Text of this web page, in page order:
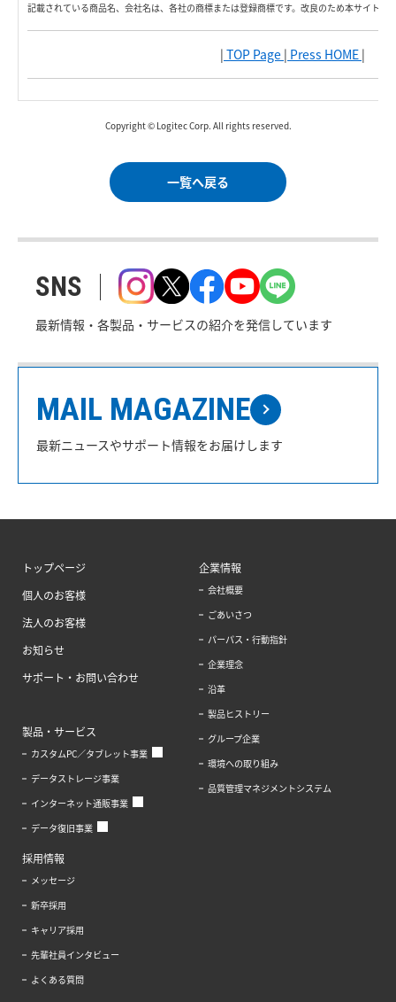
記載されている商品名、会社名は、各社の商標または登録商標です。改良のため本サイト内
| TOP Page | Press HOME |
Copyright © Logitec Corp. All rights reserved.
一覧へ戻る
SNS
最新情報・各製品・サービスの紹介を発信しています
MAIL MAGAZINE
最新ニュースやサポート情報をお届けします
トップページ
個人のお客様
法人のお客様
お知らせ
サポート・お問い合わせ
製品・サービス
カスタムPC／タブレット事業
データストレージ事業
インターネット通販事業
データ復旧事業
企業情報
会社概要
ごあいさつ
パーパス・行動指針
企業理念
沿革
製品ヒストリー
グループ企業
環境への取り組み
品質管理マネジメントシステム
採用情報
メッセージ
新卒採用
キャリア採用
先輩社員インタビュー
よくある質問